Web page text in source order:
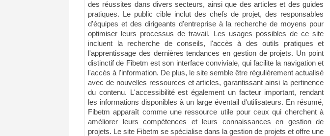
des réussites dans divers secteurs, ainsi que des articles et des guides
pratiques. Le public cible inclut des chefs de projet, des responsables
d'équipes et des dirigeants d'entreprise à la recherche de moyens pour
optimiser leurs processus de travail. Les usages possibles de ce site
incluent la recherche de conseils, l'accès à des outils pratiques et
l'apprentissage des dernières tendances en gestion de projets. Un point
distinctif de Fibetm est son interface conviviale, qui facilite la navigation et
l'accès à l'information. De plus, le site semble être régulièrement actualisé
avec de nouvelles ressources et articles, garantissant ainsi la pertinence
du contenu. L'accessibilité est également un facteur important, rendant
les informations disponibles à un large éventail d'utilisateurs. En résumé,
Fibetm apparaît comme une ressource utile pour ceux qui cherchent à
améliorer leurs compétences et leurs connaissances en gestion de
projets. Le site Fibetm se spécialise dans la gestion de projets et offre une